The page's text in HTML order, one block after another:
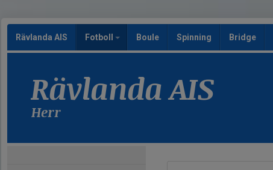
Rävlanda AIS Fotboll Boule Spinning Bridge
Rävlanda AIS
Herr